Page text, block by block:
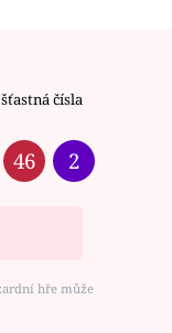
čísla
46 2
hře může